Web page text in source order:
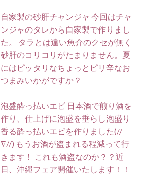
自家製の砂肝チャンジャ 今回はチャ
ンジャのタレから自家製で作りまし
た。 タラとは違い魚介のクセが無く
砂肝のコリコリがたまりません。夏
にはピッタリなちょっとピリ辛なお
つまみいかがですか？
泡盛酔っ払いエビ 日本酒で煎り酒を
作り、仕上げに泡盛を垂らし泡盛り
香る酔っ払いエビを作りました(//
∇//) もうお酒が盗まれる程減って行
きます！ これも酒盗なのか？？近
日、沖縄フェア開催いたします！！